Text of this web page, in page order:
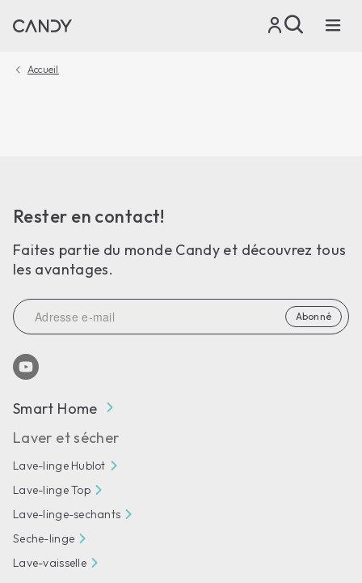
Accueil
Rester en contact!
Faites partie du monde Candy et découvrez tous
les avantages.
Abonné
Smart Home
Laver et sécher
Lave-linge Hublot
Lave-linge Top
Lave-linge-sechants
Seche-linge
Lave-vaisselle